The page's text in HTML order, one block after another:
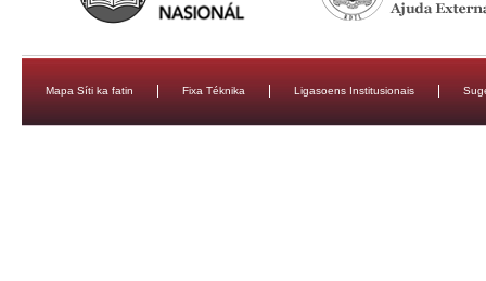
Mapa Síti ka fatin Fixa Téknika Ligasoens Institusionais